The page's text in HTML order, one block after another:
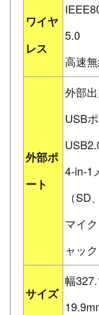
ワイヤ
レス
5.0
高速
外部ポ
ート
外部
USB
4-in-1
（SD
マイ
ャッ
サイズ
幅